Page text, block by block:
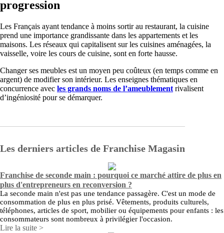
progression
Les Français ayant tendance à moins sortir au restaurant, la cuisine
prend une importance grandissante dans les appartements et les
maisons. Les réseaux qui capitalisent sur les cuisines aménagées, la
vaisselle, voire les cours de cuisine, sont en forte hausse.
Changer ses meubles est un moyen peu coûteux (en temps comme en
argent) de modifier son intérieur. Les enseignes thématiques en
concurrence avec les grands noms de l’ameublement rivalisent
d’ingéniosité pour se démarquer.
Les derniers articles de Franchise Magasin
Franchise de seconde main : pourquoi ce marché attire de plus en
plus d'entrepreneurs en reconversion ?
La seconde main n'est pas une tendance passagère. C'est un mode de
consommation de plus en plus prisé. Vêtements, produits culturels,
téléphones, articles de sport, mobilier ou équipements pour enfants : les
consommateurs sont nombreux à privilégier l'occasion.
Lire la suite >